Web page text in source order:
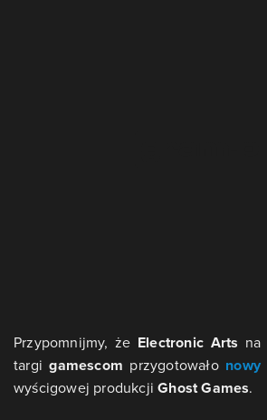
Przypomnijmy, że Electronic Arts na
targigamescom przygotowało
wyścigowej produkcjiGhost Games.